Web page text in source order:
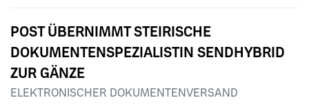
POST ÜBERNIMMT STEIRISCHE
DOKUMENTENSPEZIALISTIN SENDHYBRID
ZUR GÄNZE
ELEKTRONISCHER DOKUMENTENVERSAND